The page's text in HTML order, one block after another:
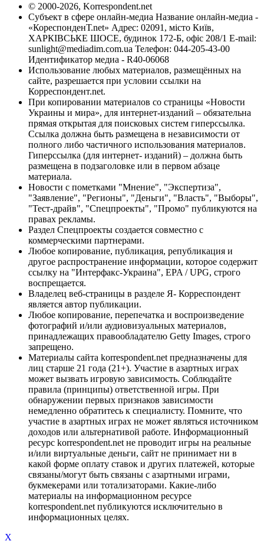
© 2000-2026, Korrespondent.net
Субъект в сфере онлайн-медиа Название онлайн-медиа -
«КореспонденТ.net» Адрес: 02091, місто Київ,
ХАРКІВСЬКЕ ШОСЕ, будинок 172-Б, офіс 208/1 E-mail:
sunlight@mediadim.com.ua Телефон: 044-205-43-00
Идентификатор медиа - R40-06068
Использование любых материалов, размещённых на
сайте, разрешается при условии ссылки на
Корреспондент.net.
При копировании материалов со страницы «Новости
Украины и мира», для интернет-изданий – обязательна
прямая открытая для поисковых систем гиперссылка.
Ссылка должна быть размещена в независимости от
полного либо частичного использования материалов.
Гиперссылка (для интернет- изданий) – должна быть
размещена в подзаголовке или в первом абзаце
материала.
Новости с пометками "Мнение", "Экспертиза",
"Заявление", "Регионы", "Деньги", "Власть", "Выборы",
"Тест-драйв", "Спецпроекты", "Промо" публикуются на
правах рекламы.
Раздел Спецпроекты создается совместно с
коммерческими партнерами.
Любое копирование, публикация, републикация и
другое распространение информации, которое содержит
ссылку на "Интерфакс-Украина", EPA / UPG, строго
воспрещается.
Владелец веб-страницы в разделе Я- Корреспондент
является автор публикации.
Любое копирование, перепечатка и воспроизведение
фотографий и/или аудиовизуальных материалов,
принадлежащих правообладателю Getty Images, строго
запрещено.
Материалы сайта korrespondent.net предназначены для
лиц старше 21 года (21+). Участие в азартных играх
может вызвать игровую зависимость. Соблюдайте
правила (принципы) ответственной игры. При
обнаружении первых признаков зависимости
немедленно обратитесь к специалисту. Помните, что
участие в азартных играх не может являться источником
доходов или альтернативой работе. Информационный
ресурс korrespondent.net не проводит игры на реальные
и/или виртуальные деньги, сайт не принимает ни в
какой форме оплату ставок и других платежей, которые
связаны/могут быть связаны с азартными играми,
букмекерами или тотализаторами. Какие-либо
материалы на информационном ресурсе
korrespondent.net публикуются исключительно в
информационных целях.
X